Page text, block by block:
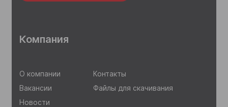
Компания
О компании
Вакансии
Новости
Контакты
Файлы для скачивания